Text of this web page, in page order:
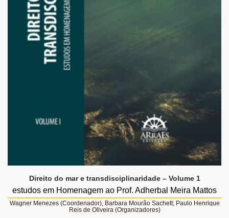
Direito do mar e transdisciplinaridade – Volume 1
estudos em Homenagem ao Prof. Adherbal Meira Mattos
Wagner Menezes (Coordenador), Barbara Mourão Sachett; Paulo Henrique
Reis de Oliveira (Organizadores)